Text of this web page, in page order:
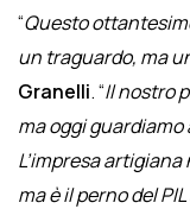
“Questo
un traguardo, ma
Granelli. “Il nostro
ma oggi
L’impresa
ma è il perno del